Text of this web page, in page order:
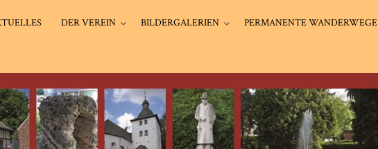
DER VEREIN BILDERGALERIEN PERMANENTE WANDERWEGE